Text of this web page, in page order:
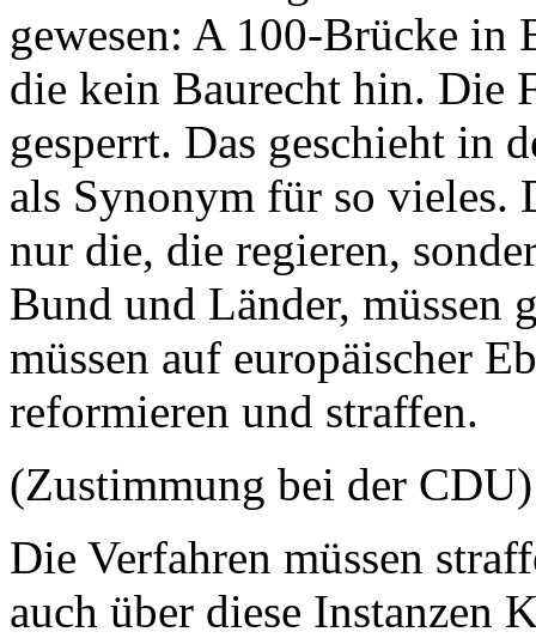
gewesen: A 100-Brücke in
die kein Baurecht hin. Die
gesperrt. Das geschieht in
als Synonym für so vieles.
nur die, die regieren,
Bund und Länder, müssen
müssen auf europäischer
reformieren und straffen.
(Zustimmung bei der CDU)
Die Verfahren müssen
auch über diese Instanzen